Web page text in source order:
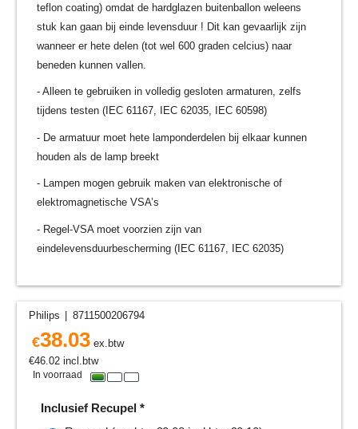
teflon coating) omdat de hardglazen buitenballon weleens
stuk kan gaan bij einde levensduur ! Dit kan gevaarlijk zijn
wanneer er hete delen (tot wel 600 graden celcius) naar
beneden kunnen vallen.
- Alleen te gebruiken in volledig gesloten armaturen, zelfs
tijdens testen (IEC 61167, IEC 62035, IEC 60598)
- De armatuur moet hete lamponderdelen bij elkaar kunnen
houden als de lamp breekt
- Lampen mogen gebruik maken van elektronische of
elektromagnetische VSA’s
- Regel-VSA moet voorzien zijn van
eindelevensduurbescherming (IEC 61167, IEC 62035)
Philips 8711500206794
€38.03 ex.btw
€46.02 incl.btw
In voorraad
Inclusief Recupel *